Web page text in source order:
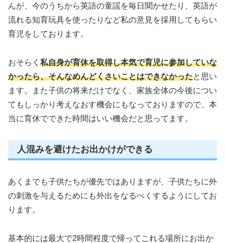
んが、今のうちから英語の童謡を毎日聞かせたり、英語が
流れる知育玩具を使ったりなど私の意見を採用してもらい
育児をしております。
おそらく 私自身が育休を取得し本気で育児に参加していな
かったら、そんなめんどくさいことはできなかったと思い
ます。また子供の将来だけでなく、家族全体の今後につい
てもしっかり考えなおす機会にもなっておりますので、本
当に育休でできた時間はいい機会だと思ってます。
人混みを避けたお出かけができる
あくまでも子供たちが優先ではありますが、子供たちに外
の刺激を与えるためにも外出をなるべくするようにしてお
ります。
基本的には最大で2時間程度で帰ってこれる場所にお出か